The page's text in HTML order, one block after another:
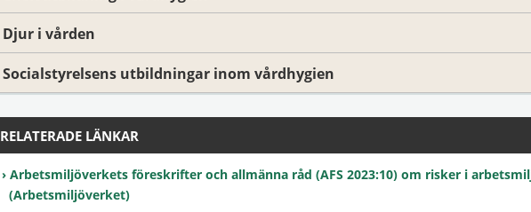
Djur i vården
Socialstyrelsens utbildningar inom vårdhygien
RELATERADE LÄNKAR
Arbetsmiljöverkets föreskrifter och allmänna råd (AFS 2023:10) om risker i
(Arbetsmiljöverket)